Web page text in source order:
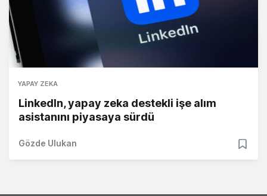
YAPAY ZEKA
LinkedIn, yapay zeka destekli işe alım
asistanını piyasaya sürdü
Gözde Ulukan